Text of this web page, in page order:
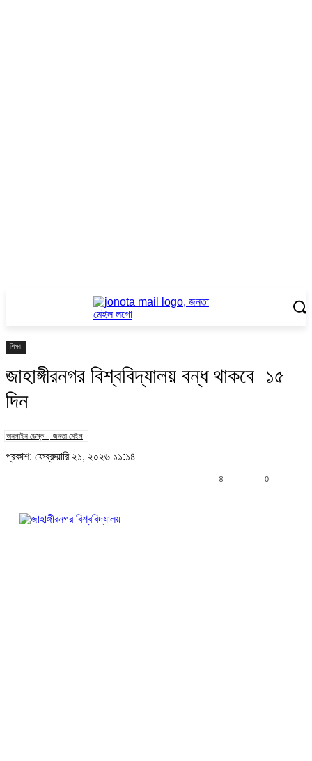
শিক্ষা
জাহাঙ্গীরনগর বিশ্ববিদ্যালয় বন্ধ থাকবে ১৫
দিন
অনলাইন ডেস্ক । জনতা মেইল
প্রকাশ: ফেব্রুয়ারি ২১, ২০২৬ ১১:১৪
0
8